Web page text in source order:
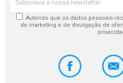
Autorizo que os dados pessoais
de marketing e de divulgação de